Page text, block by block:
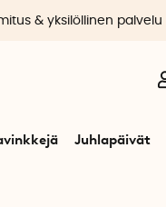
Juhlapäivät
& yksilöllinen palvelu